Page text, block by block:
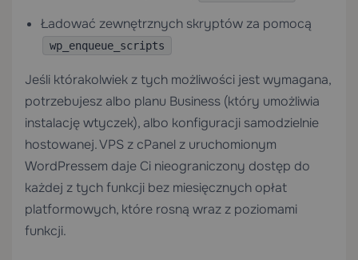
Ładować zewnętrznych skryptów za pomocą
wp_enqueue_scripts
Jeśli którakolwiek z tych możliwości jest wymagana,
potrzebujesz albo planu Business (który umożliwia
instalację wtyczek), albo konfiguracji samodzielnie
hostowanej.VPS z cPanel z uruchomionym
WordPressem daje Ci nieograniczony dostęp do
każdej z tych funkcji bez miesięcznych opłat
platformowych, które rosną wraz z poziomami
funkcji.